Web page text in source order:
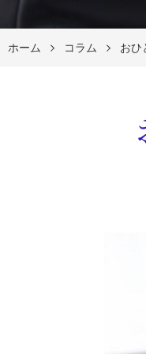
ホーム コラム おひ